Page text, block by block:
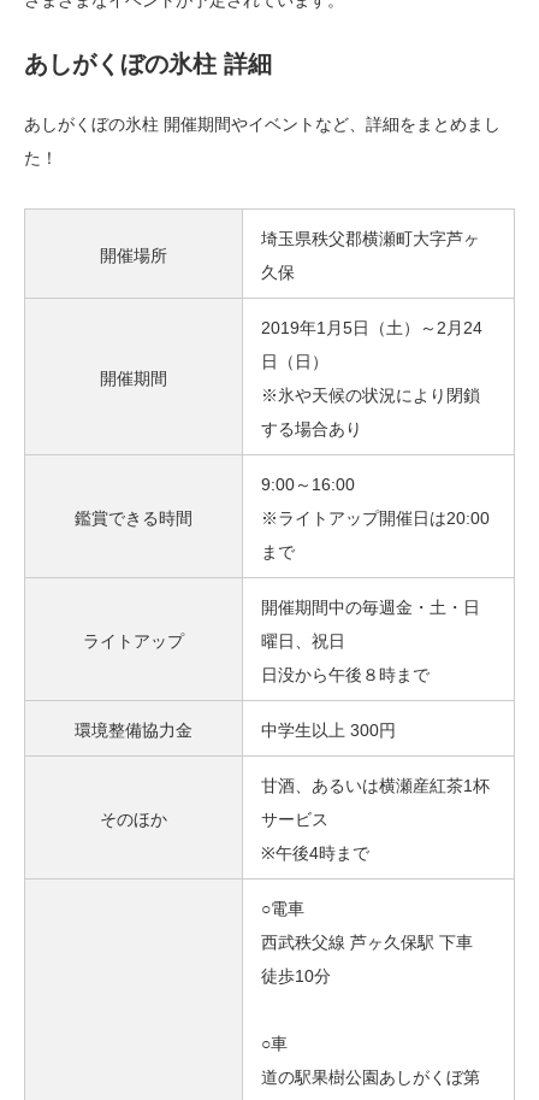
あしがくぼの氷柱 詳細
あしがくぼの氷柱 開催期間やイベントなど、詳細をまとめまし
た！
開催場所
埼玉県秩父郡横瀬町大字芦ヶ
久保
開催期間
2019年1月5日（土）～2月24
日（日）
※氷や天候の状況により閉鎖
する場合あり
鑑賞できる時間
9:00～16:00
※ライトアップ開催日は20:00
まで
ライトアップ
開催期間中の毎週金・土・日
曜日、祝日
日没から午後８時まで
環境整備協力金 中学生以上 300円
そのほか
甘酒、あるいは横瀬産紅茶1杯
サービス
※午後4時まで
○電車
西武秩父線 芦ヶ久保駅 下車
徒歩10分
○車
道の駅果樹公園あしがくぼ第